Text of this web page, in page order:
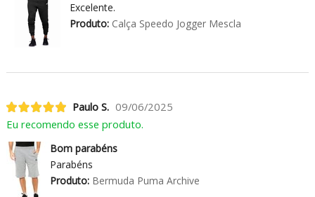
Excelente.
Produto:Calça Speedo Jogger Mescla
Paulo S. 09/06/2025
Eu recomendo esse produto.
Bom parabéns
Parabéns
Produto:Bermuda Puma Archive